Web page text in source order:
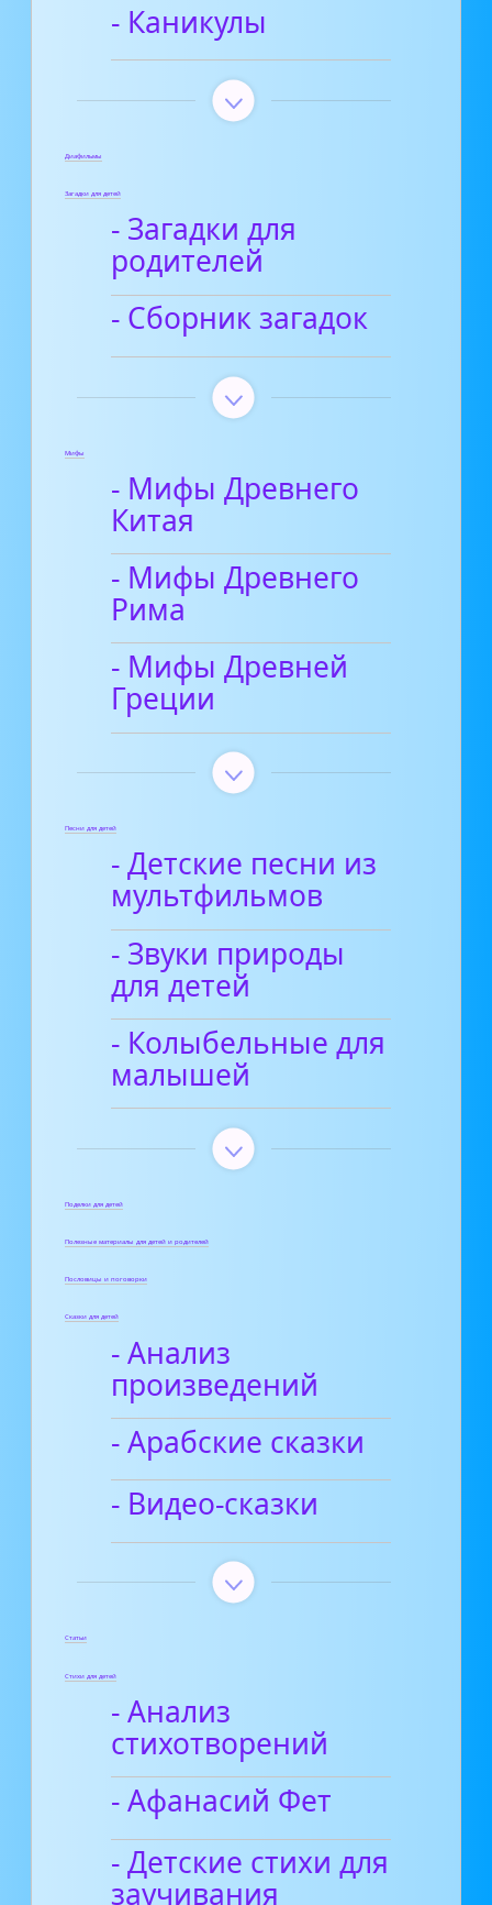
- Каникулы
Диафильмы
Загадки для детей
- Загадки для
родителей
- Сборник загадок
Мифы
- Мифы Древнего
Китая
- Мифы Древнего
Рима
- Мифы Древней
Греции
Песни для детей
- Детские песни из
мультфильмов
- Звуки природы
для детей
- Колыбельные для
малышей
Поделки для детей
Полезные материалы для детей и родителей
Пословицы и поговорки
Сказки для детей
- Анализ
произведений
- Арабские сказки
- Видео-сказки
Статьи
Стихи для детей
- Анализ
стихотворений
- Афанасий Фет
- Детские стихи для
заучивания